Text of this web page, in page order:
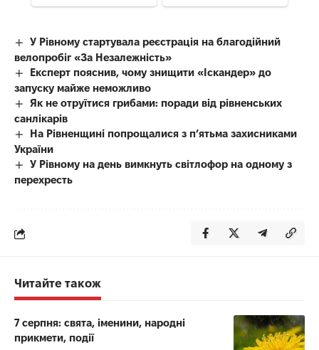
У Рівному стартувала реєстрація на благодійний
велопробіг «За Незалежність»
Експерт пояснив, чому знищити «Іскандер» до
запуску майже неможливо
Як не отруїтися грибами: поради від рівненських
санлікарів
На Рівненщині попрощалися з п’ятьма захисниками
України
У Рівному на день вимкнуть світлофор на одному з
перехресть
Читайте також
7 серпня: свята, іменини, народні
прикмети, події